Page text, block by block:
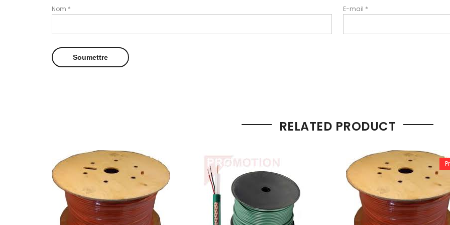
Nom * E-mail *
RELATED PRODUCT